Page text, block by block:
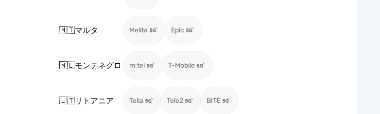
🇲🇹マルタ Melita Epic
🇲🇪モンテネグロ m:tel T-Mobile
🇱🇹リトアニア Telia Tele2 BITĖ